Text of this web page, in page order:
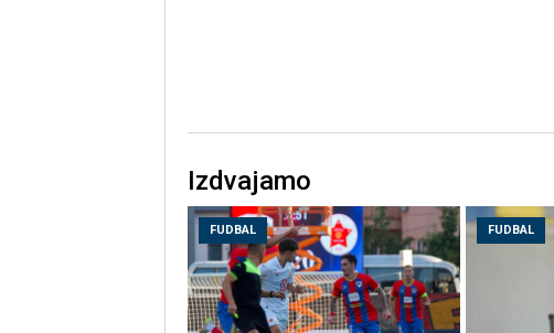
Izdvajamo
FUDBAL FUDBAL